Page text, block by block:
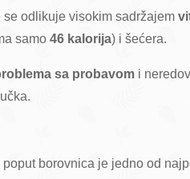
se odlikuje visokim sadržajem
samo 46 kalorija) i šećera.
sa probavom i
poput borovnica je jedno od